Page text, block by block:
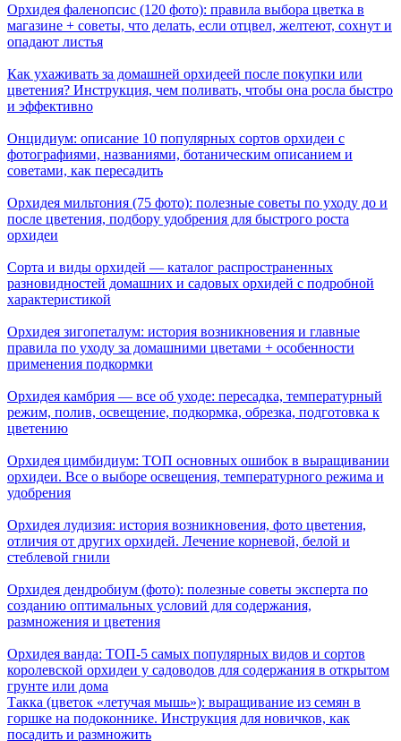
Орхидея фаленопсис (120 фото): правила выбора цветка в
магазине + советы, что делать, если отцвел, желтеют, сохнут и
опадают листья
Как ухаживать за домашней орхидеей после покупки или
цветения? Инструкция, чем поливать, чтобы она росла быстро
и эффективно
Онцидиум: описание 10 популярных сортов орхидеи с
фотографиями, названиями, ботаническим описанием и
советами, как пересадить
Орхидея мильтония (75 фото): полезные советы по уходу до и
после цветения, подбору удобрения для быстрого роста
орхидеи
Сорта и виды орхидей — каталог распространенных
разновидностей домашних и садовых орхидей с подробной
характеристикой
Орхидея зигопеталум: история возникновения и главные
правила по уходу за домашними цветами + особенности
применения подкормки
Орхидея камбрия — все об уходе: пересадка, температурный
режим, полив, освещение, подкормка, обрезка, подготовка к
цветению
Орхидея цимбидиум: ТОП основных ошибок в выращивании
орхидеи. Все о выборе освещения, температурного режима и
удобрения
Орхидея лудизия: история возникновения, фото цветения,
отличия от других орхидей. Лечение корневой, белой и
стеблевой гнили
Орхидея дендробиум (фото): полезные советы эксперта по
созданию оптимальных условий для содержания,
размножения и цветения
Орхидея ванда: ТОП-5 самых популярных видов и сортов
королевской орхидеи у садоводов для содержания в открытом
грунте или дома
Такка (цветок «летучая мышь»): выращивание из семян в
горшке на подоконнике. Инструкция для новичков, как
посадить и размножить